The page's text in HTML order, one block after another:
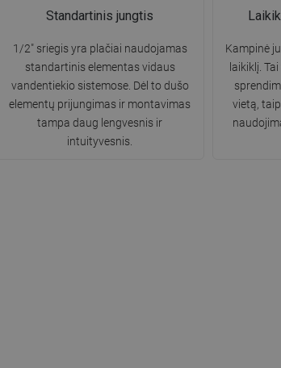
Standartinis jungtis
1/2" sriegis yra plačiai naudojamas
standartinis elementas vidaus
vandentiekio sistemose. Dėl to dušo
elementų prijungimas ir montavimas
tampa daug lengvesnis ir
intuityvesnis.
Kampinė
laikiklį.
vietą,